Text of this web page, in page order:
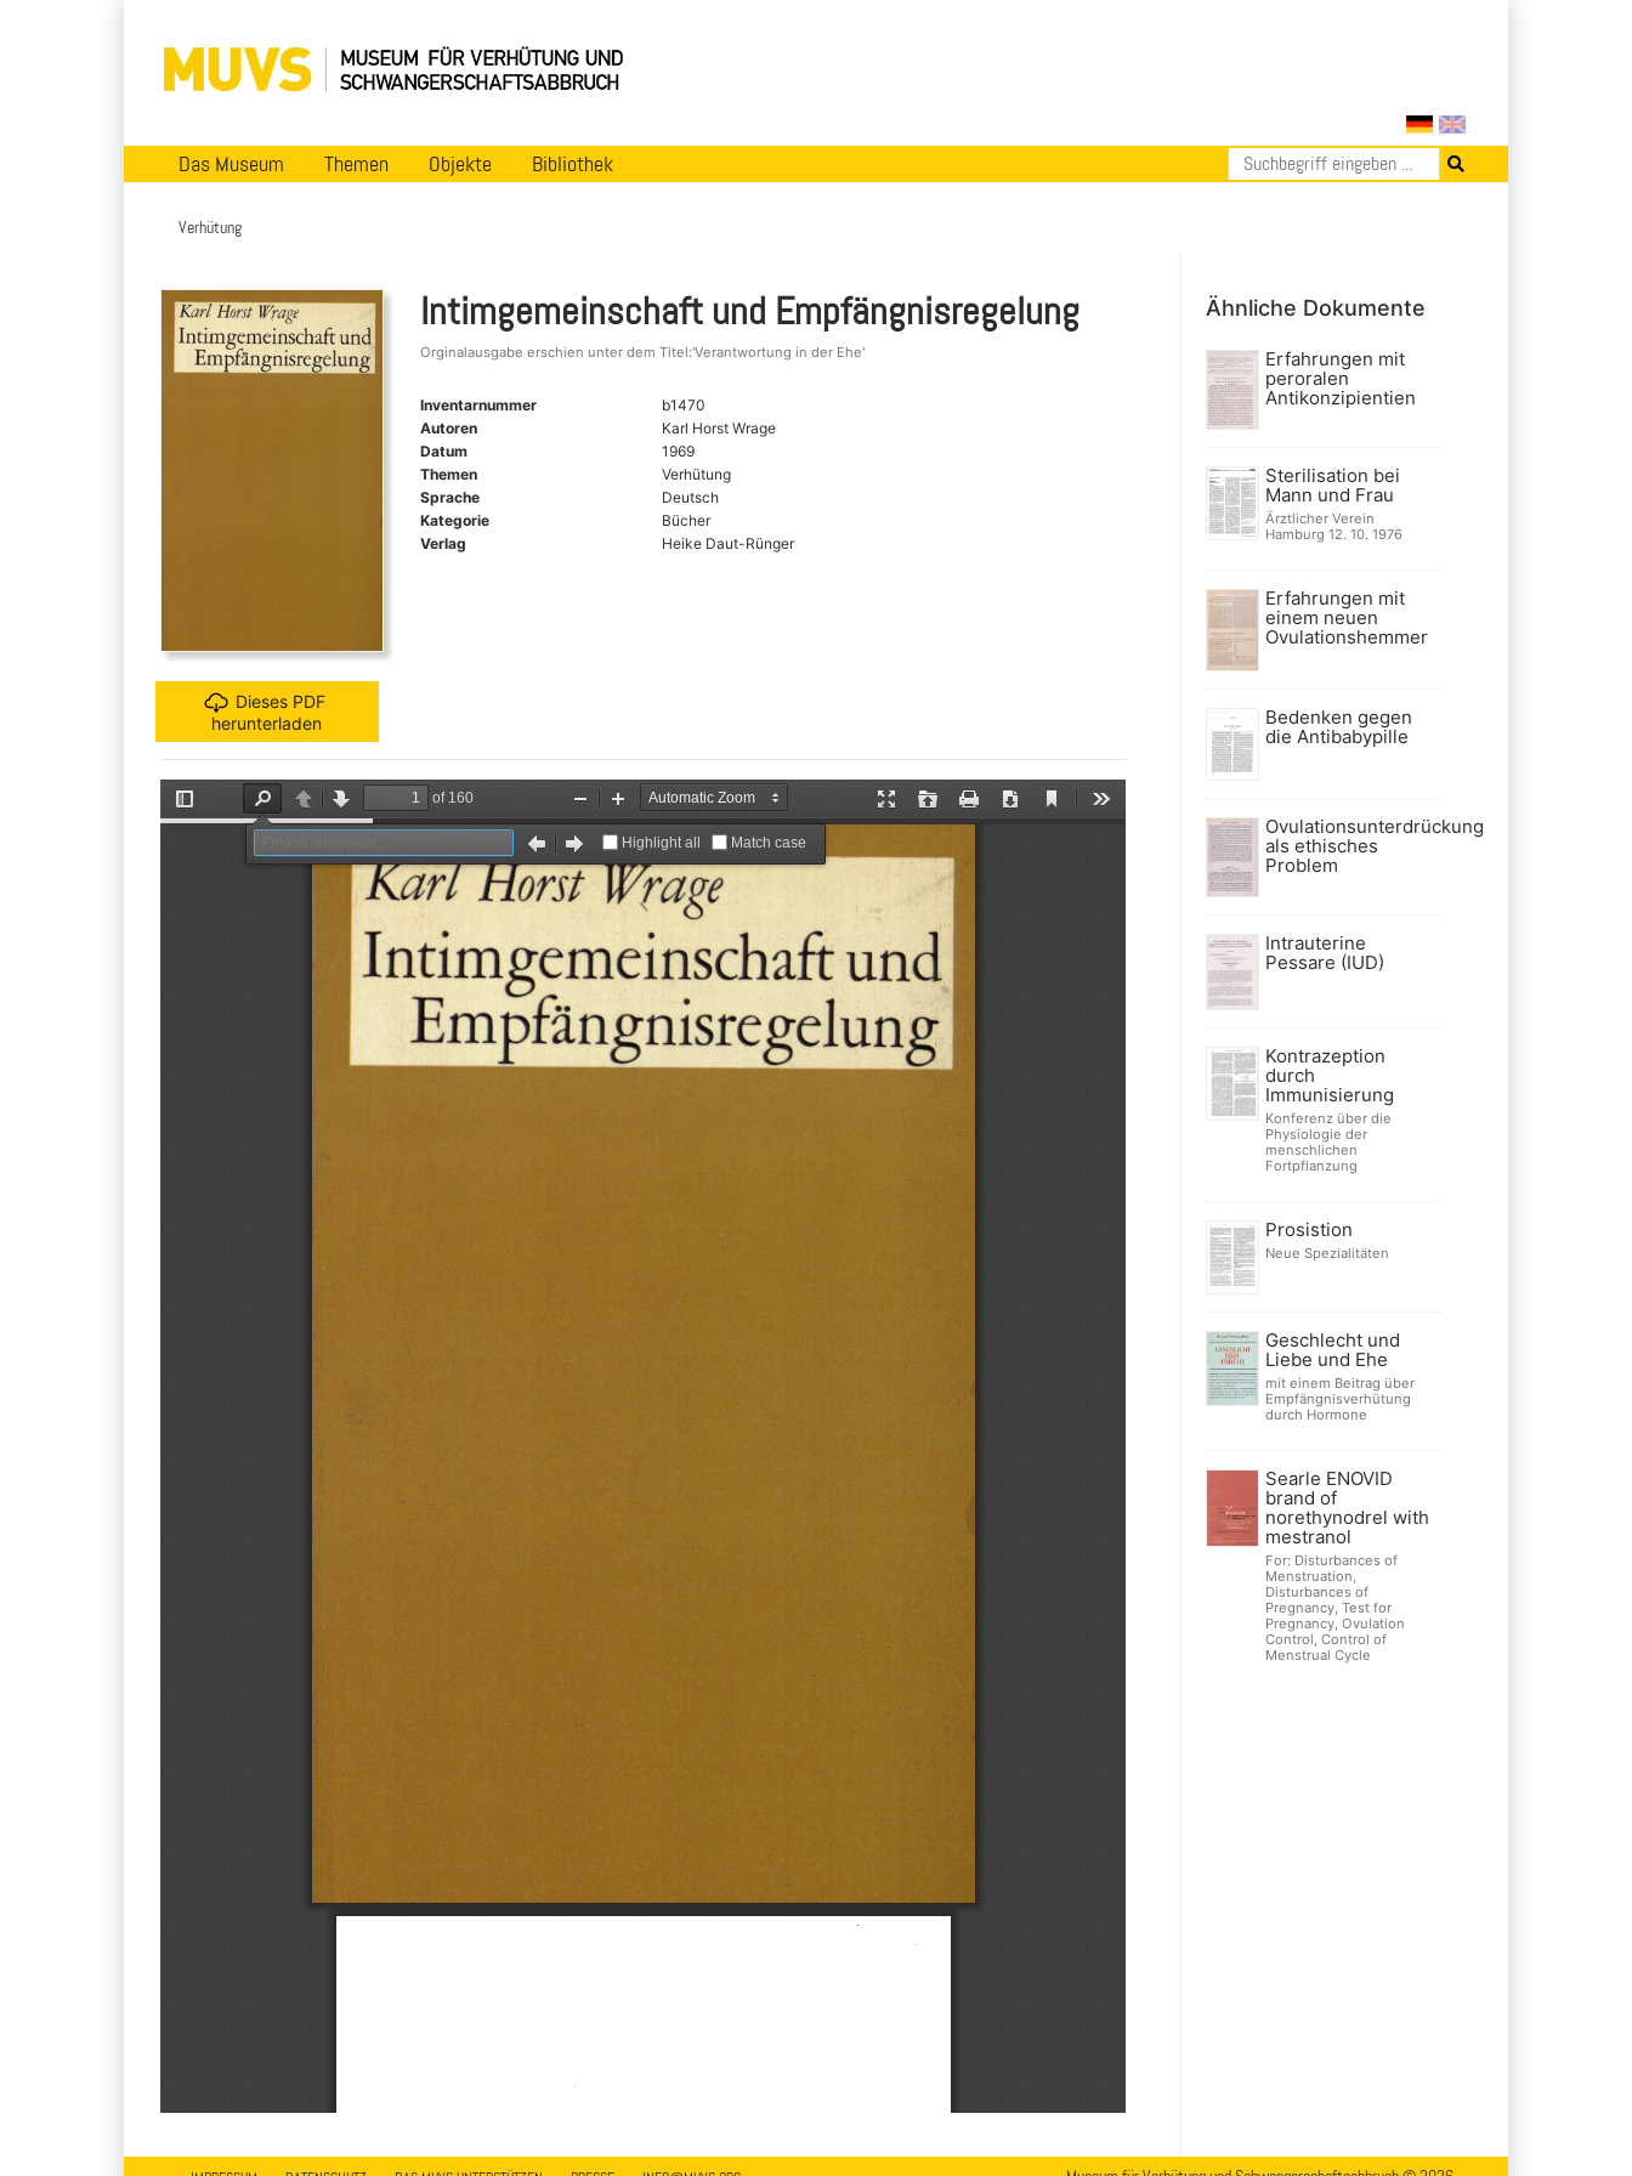
Das Museum Themen Objekte Bibliothek
Verhütung
Dieses PDF
herunterladen
Intimgemeinschaft und Empfängnisregelung
Orginalausgabe erschien unter dem Titel:'Verantwortung in der Ehe'
Inventarnummer
b1470
Autoren
Karl Horst Wrage
Datum
1969
Themen
Verhütung
Sprache
Deutsch
Kategorie
Bücher
Verlag
Heike Daut-Rünger
Ähnliche Dokumente
Erfahrungen mit
peroralen
Antikonzipientien
Sterilisation bei
Mann und Frau
Ärztlicher Verein
Hamburg 12. 10. 1976
Erfahrungen mit
einem neuen
Ovulationshemmer
Bedenken gegen
die Antibabypille
Ovulationsunterdrückung
als ethisches
Problem
Intrauterine
Pessare (IUD)
Kontrazeption
durch
Immunisierung
Konferenz über die
Physiologie der
menschlichen
Fortpflanzung
Prosistion
Neue Spezialitäten
Geschlecht und
Liebe und Ehe
mit einem Beitrag über
Empfängnisverhütung
durch Hormone
Searle ENOVID
brand of
norethynodrel with
mestranol
For: Disturbances of
Menstruation,
Disturbances of
Pregnancy, Test for
Pregnancy, Ovulation
Control, Control of
Menstrual Cycle